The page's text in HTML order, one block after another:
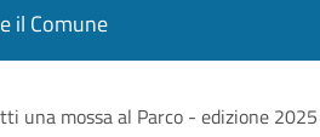
il Comune
una mossa al Parco - edizione 2025